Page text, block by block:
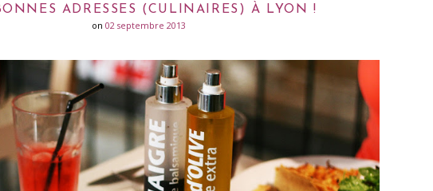
ADRESSES (CULINAIRES) À LYON !
on 02 septembre 2013